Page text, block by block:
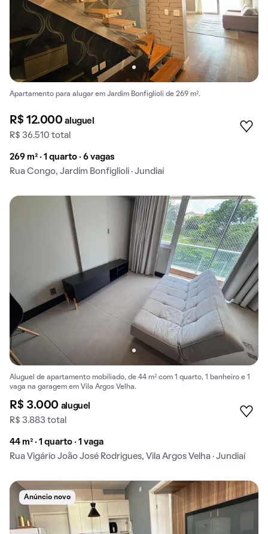
Apartamento para alugar em Jardim Bonfiglioli de 269 m².
R$ 12.000aluguel
R$ 36.510 total
269 m² · 1 quarto · 6 vagas
Rua Congo, Jardim Bonfiglioli · Jundiaí
Aluguel de apartamento mobiliado, de 44 m² com 1 quarto, 1 banheiro e 1
vaga na garagem em Vila Argos Velha.
R$ 3.000 aluguel
R$ 3.883 total
44 m² · 1 quarto · 1 vaga
Rua Vigário João José Rodrigues, Vila Argos Velha · Jundiaí
Anúncio novo